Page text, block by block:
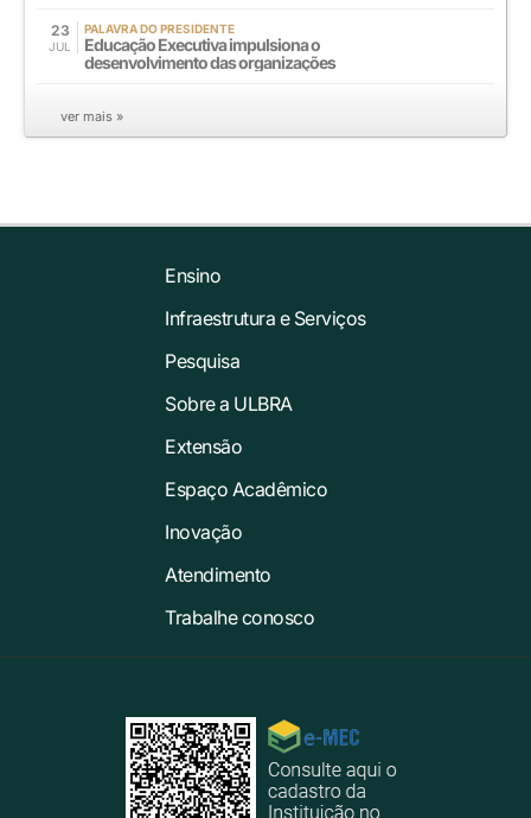
23
JUL
PALAVRA DO PRESIDENTE
Educação Executiva impulsiona o
desenvolvimento das organizações
ver mais »
Ensino
Infraestrutura e Serviços
Pesquisa
Sobre a ULBRA
Extensão
Espaço Acadêmico
Inovação
Atendimento
Trabalhe conosco